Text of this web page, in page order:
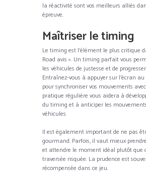
la réactivité sont vos meilleurs alliés
épreuve.
Maîtriser le timing
Le timing est l’élément le plus critique
Road avis ». Un timing parfait vous
les véhicules de justesse et de
Entraînez-vous à appuyer sur l’écran
pour synchroniser vos mouvements
pratique régulière vous aidera à
du timing et à anticiper les
véhicules.
Il est également important de ne pas
gourmand. Parfois, il vaut mieux
et attendre le moment idéal plutôt que
traversée risquée. La prudence est
récompensée dans ce jeu.